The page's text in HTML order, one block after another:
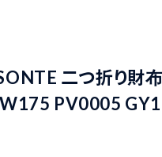
二つ折り財
PV0005